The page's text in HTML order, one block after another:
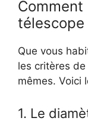
télescope
Que vous
les critères de
mêmes. Voici
1. Le